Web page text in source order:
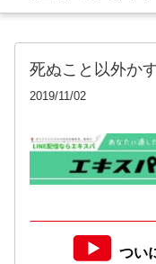
死ぬこと以外か
2019/11/02
つい